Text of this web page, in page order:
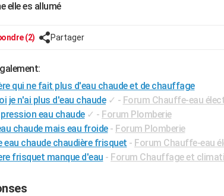
elle es allumé
(2) Partager
qui ne fait plus d'eau chaude et de chauffage
je n'ai plus d'eau chaude ✓ - Forum Chauffe-eau
eau chaude ✓ - Forum Plomberie
chaude mais eau froide - Forum Plomberie
eau chaude chaudière frisquet - Forum Chauffe-eau
frisquet manque d'eau - Forum Chauffage et